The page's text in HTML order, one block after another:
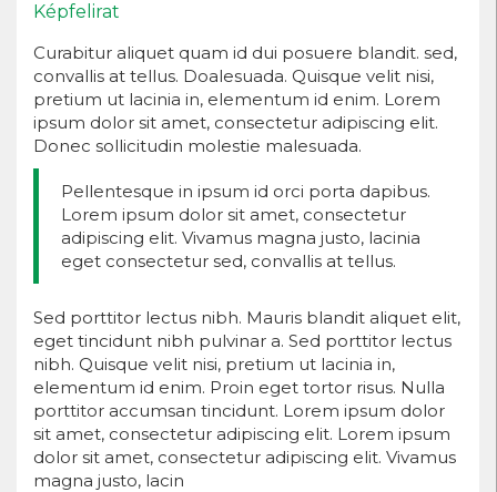
Képfelirat
Curabitur aliquet quam id dui posuere blandit. sed,
convallis at tellus. Doalesuada. Quisque velit nisi,
pretium ut lacinia in, elementum id enim. Lorem
ipsum dolor sit amet, consectetur adipiscing elit.
Donec sollicitudin molestie malesuada.
Pellentesque in ipsum id orci porta dapibus.
Lorem ipsum dolor sit amet, consectetur
adipiscing elit. Vivamus magna justo, lacinia
eget consectetur sed, convallis at tellus.
Sed porttitor lectus nibh. Mauris blandit aliquet elit,
eget tincidunt nibh pulvinar a. Sed porttitor lectus
nibh. Quisque velit nisi, pretium ut lacinia in,
elementum id enim. Proin eget tortor risus. Nulla
porttitor accumsan tincidunt. Lorem ipsum dolor
sit amet, consectetur adipiscing elit. Lorem ipsum
dolor sit amet, consectetur adipiscing elit. Vivamus
magna justo, lacin